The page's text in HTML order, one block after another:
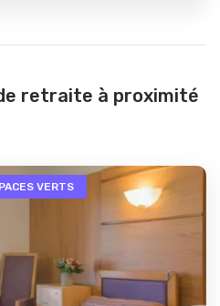
retraite à proximité
VERTS